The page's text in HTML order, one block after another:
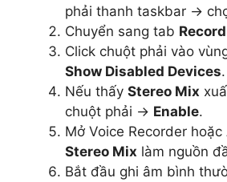
phải thanh taskbar →
Chuyển sang tab
Click chuột phải vào
Show Disabled Devices.
Nếu thấy Stereo Mix
chuột phải → Enable.
Mở Voice Recorder
Stereo Mix làm nguồn
Bắt đầu ghi âm bình